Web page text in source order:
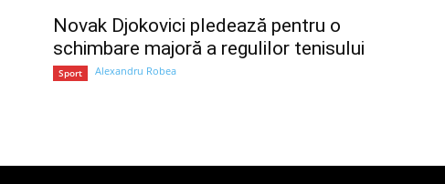
Novak Djokovici pledează pentru o
schimbare majoră a regulilor tenisului
Sport Alexandru Robea